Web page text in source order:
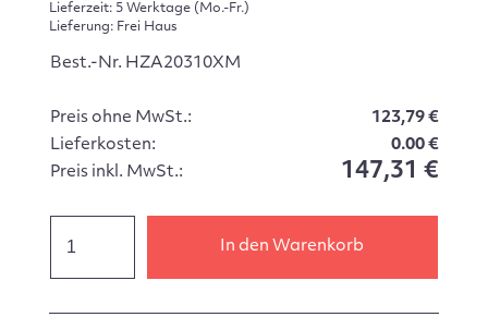
Lieferzeit: 5 Werktage (Mo.-Fr.)
Lieferung: Frei Haus
Best.-Nr. HZA20310XM
Preis ohne MwSt.:
123,79 €
Lieferkosten:
0.00 €
Preis inkl. MwSt.:
147,31 €
In den Warenkorb